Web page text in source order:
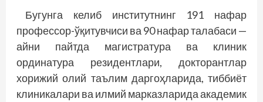
Бугунга келиб институтнинг 191 нафар
профессор-ўқитувчиси ва 90 нафар талабаси —
айни пайтда магистратура ва клиник
ординатура резидентлари, докторантлар
хорижий олий таълим даргоҳларида, тиббиёт
клиникалари ва илмий марказларида академик